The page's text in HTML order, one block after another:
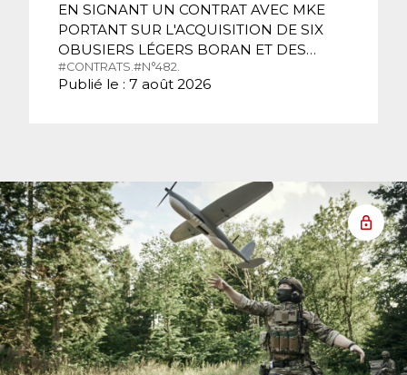
EN SIGNANT UN CONTRAT AVEC MKE
PORTANT SUR L'ACQUISITION DE SIX
OBUSIERS LÉGERS BORAN ET DES…
#CONTRATS.#N°482.
Publié le : 7 août 2026